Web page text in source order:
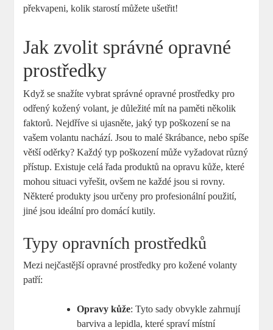
překvapeni, kolik starostí můžete ušetřit!
Jak zvolit správné opravné
prostředky
Když se snažíte vybrat správné opravné prostředky pro
odřený kožený volant, je důležité mít na paměti několik
faktorů. Nejdříve si ujasněte, jaký typ poškození se na
vašem volantu nachází. Jsou to malé škrábance, nebo spíše
větší oděrky? Každý typ poškození může vyžadovat různý
přístup. Existuje celá řada produktů na opravu kůže, které
mohou situaci vyřešit, ovšem ne každé jsou si rovny.
Některé produkty jsou určeny pro profesionální použití,
jiné jsou ideální pro domácí kutily.
Typy opravních prostředků
Mezi nejčastější opravné prostředky pro kožené volanty
patří:
Opravy kůže: Tyto sady obvykle zahrnují
barviva a lepidla, které spraví místní